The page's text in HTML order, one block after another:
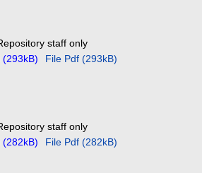
staff only
(293kB)
File Pdf (293kB)
staff only
(282kB)
File Pdf (282kB)